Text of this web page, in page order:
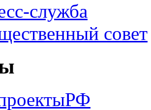
служба
совет